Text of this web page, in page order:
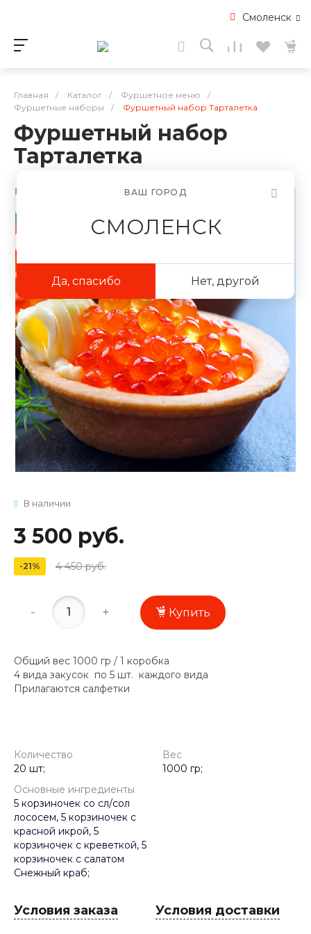
Смоленск
ВАШ ГОРОД
СМОЛЕНСК
Да, спасибо Нет, другой
Главная / Каталог / Фуршетное меню
/
Фуршетные наборы
/ Фуршетный набор Тарталетка
Фуршетный набор
Тарталетка
В наличии
3 500 руб.
-21% 4 450 руб.
- + Купить
Общий вес 1000 гр / 1 коробка
4 вида закусок по 5 шт. каждого вида
Прилагаются салфетки
Количество
20 шт;
Вес
1000 гр;
Основные ингредиенты
5 корзиночек со сл/сол
лососем, 5 корзиночек с
красной икрой, 5
корзиночек с креветкой, 5
корзиночек с салатом
Снежный краб;
Условия заказа Условия доставки